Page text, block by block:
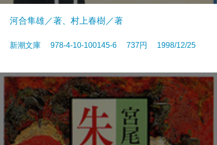
河合隼雄／著、村上春樹／著
新潮文庫 978-4-10-100145-6 737円 1998/12/25